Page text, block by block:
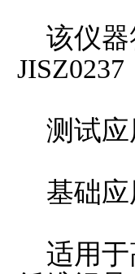
该仪器
JISZ0237
测试应
基础应
适用于